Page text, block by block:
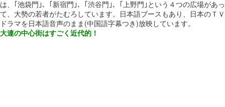
は、｢池袋門｣、｢新宿門｣、｢渋谷門｣、｢上野門｣という４つの広場があっ
て、大勢の若者がたむろしています。日本語ブースもあり、日本のＴＶ
ドラマを日本語音声のまま(中国語字幕つき)放映しています。
大連の中心街はすごく近代的！